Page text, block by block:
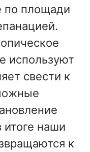
по площади
используют
свести к
итоге наши
к